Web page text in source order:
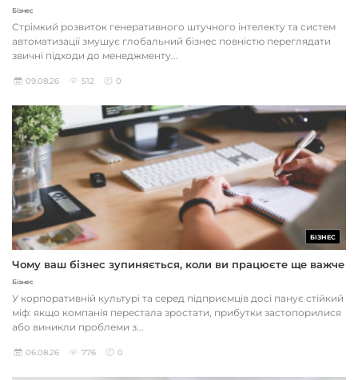
Бізнес
Стрімкий розвиток генеративного штучного інтелекту та систем
автоматизації змушує глобальний бізнес повністю переглядати
звичні підходи до менеджменту...
09.08.26 512 0
БІЗНЕС
Чому ваш бізнес зупиняється, коли ви працюєте ще важче
Бізнес
У корпоративній культурі та серед підприємців досі панує стійкий
міф: якщо компанія перестала зростати, прибутки застопорилися
або виникли проблеми з...
06.08.26 776 0